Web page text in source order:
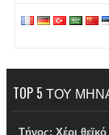
TOP 5 ΤΟΥ
Τήνος: Χέρι